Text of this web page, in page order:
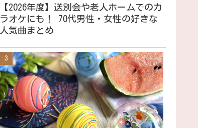
【2026年度】送別会や老人ホームでのカ
ラオケにも！ 70代男性・女性の好きな
人気曲まとめ